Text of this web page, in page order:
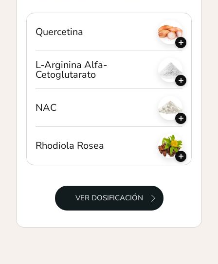
Quercetina
+
L-Arginina Alfa-
Cetoglutarato +
NAC
+
Rhodiola Rosea
+
VER DOSIFICACIÓN